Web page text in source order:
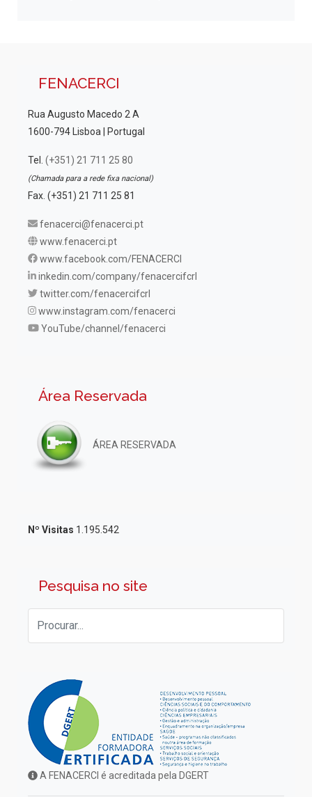
FENACERCI
Rua Augusto Macedo 2 A
1600-794 Lisboa | Portugal
Tel. (+351) 21 711 25 80
(Chamada para a rede fixa nacional)
Fax. (+351) 21 711 25 81
fenacerci@fenacerci.pt
www.fenacerci.pt
www.facebook.com/FENACERCI
inkedin.com/company/fenacercifcrl
twitter.com/fenacercifcrl
www.instagram.com/fenacerci
YouTube/channel/fenacerci
Área Reservada
ÁREA RESERVADA
Nº Visitas 1.195.542
Pesquisa no site
A FENACERCI é acreditada pela DGERT